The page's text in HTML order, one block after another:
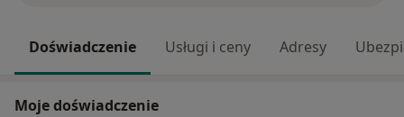
Doświadczenie Usługi i ceny Adresy
Moje doświadczenie